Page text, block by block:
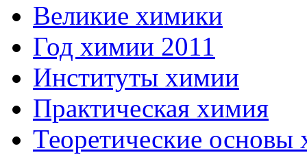
Великие химики
Год химии 2011
Институты химии
Практическая химия
Теоретические основы